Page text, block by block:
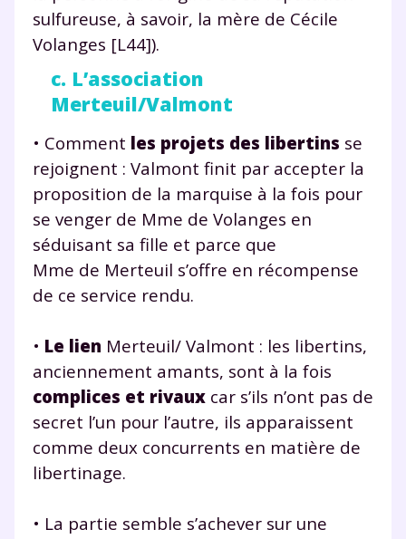
sulfureuse, à savoir, la mère de Cécile
Volanges [L44]).
c. L’association
Merteuil/Valmont
• Comment les projets des libertins se
rejoignent : Valmont finit par accepter la
proposition de la marquise à la fois pour
se venger de Mme de Volanges en
séduisant sa fille et parce que
Mme de Merteuil s’offre en récompense
de ce service rendu.
• Le lien Merteuil/ Valmont : les libertins,
anciennement amants, sont à la fois
complices et rivaux car s’ils n’ont pas de
secret l’un pour l’autre, ils apparaissent
comme deux concurrents en matière de
libertinage.
• La partie semble s’achever sur une